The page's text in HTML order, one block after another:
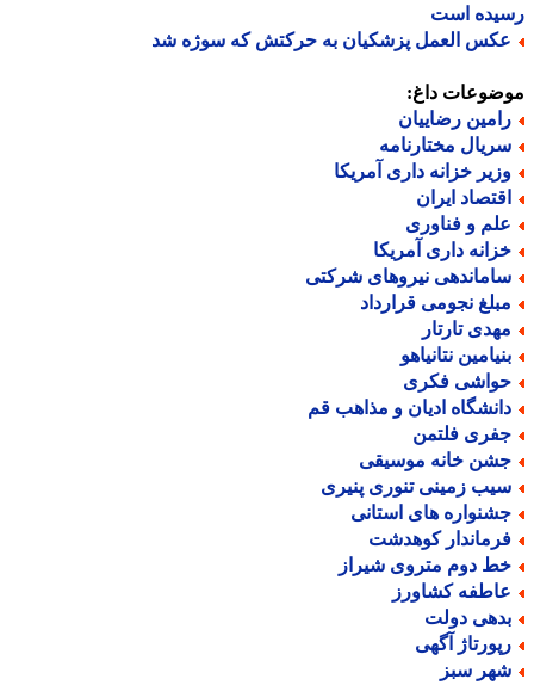
است
العمل پزشکیان به حرکتش که سوژه شد
داغ:
رضاییان
مختارنامه
خزانه داری آمریکا
ایران
و فناوری
داری آمریکا
نیروهای شرکتی
نجومی قرارداد
تارتار
نتانیاهو
فکری
ادیان و مذاهب قم
فلتمن
خانه موسیقی
زمینی تنوری پنیری
های استانی
کوهدشت
دوم متروی شیراز
کشاورز
دولت
آگهی
سبز